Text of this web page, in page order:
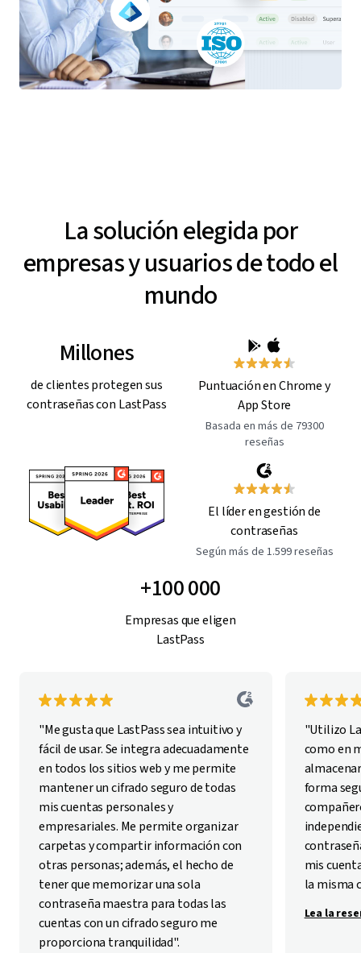
La solución elegida por
empresas y usuarios de todo el
mundo
Millones
de clientes protegen sus
contraseñas con LastPass
Puntuación en Chrome y
App Store
Basada en más de 79300
reseñas
El líder en gestión de
contraseñas
Según más de 1.599 reseñas
+100 000
Empresas que eligen
LastPass
"Me gusta que LastPass sea intuitivo y
fácil de usar. Se integra adecuadamente
en todos los sitios web y me permite
mantener un cifrado seguro de todas
mis cuentas personales y
empresariales. Me permite organizar
carpetas y compartir información con
otras personas; además, el hecho de
tener que memorizar una sola
contraseña maestra para todas las
cuentas con un cifrado seguro me
proporciona tranquilidad".
"Utilizo
como en
forma
mis
la misma
Lea la